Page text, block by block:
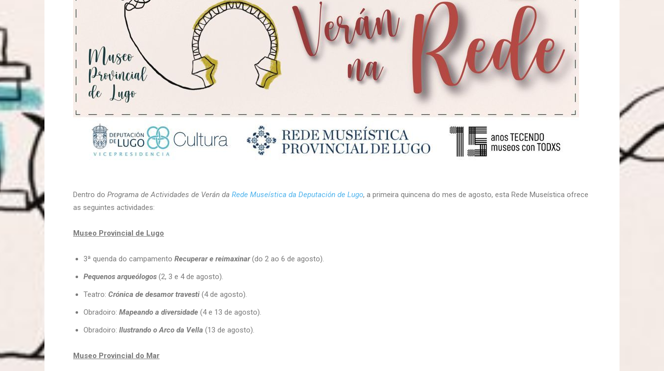
Dentro do Programa de Actividades de Verán da Rede Museística da Deputación de Lugo, a primeira quincena do mes de agosto, esta Rede Museística ofrece
as seguintes actividades:
Museo Provincial de Lugo
3ª quenda do campamento Recuperar e reimaxinar(do 2 ao 6 de agosto).
Pequenos arqueólogos (2, 3 e 4 de agosto).
Teatro: Crónica de desamor travesti (4 de agosto).
Obradoiro: Mapeando a diversidade (4 e 13 de agosto).
Obradoiro: Ilustrando o Arco da Vella (13 de agosto).
Museo Provincial do Mar